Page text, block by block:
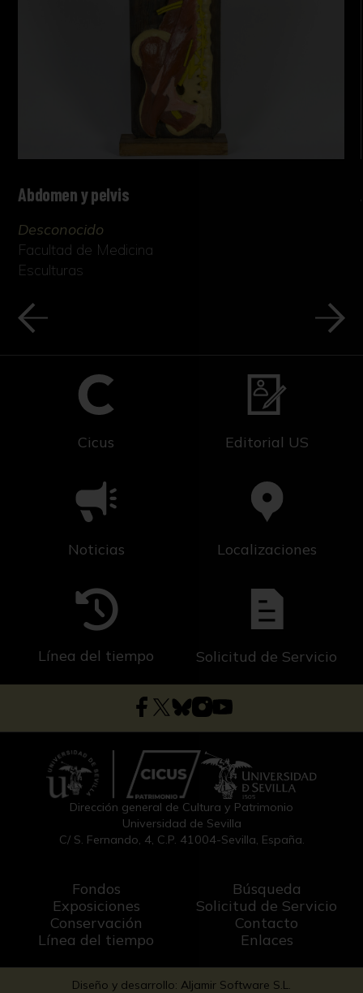
Abdomen y pelvis
Desconocido
Facultad de Medicina
Esculturas
Cicus Editorial US
Noticias Localizaciones
Línea del tiempo Solicitud de Servicio
Dirección general de Cultura y Patrimonio
Universidad de Sevilla
C/ S. Fernando, 4, C.P. 41004-Sevilla, España.
Fondos
Exposiciones
Conservación
Línea del tiempo
Búsqueda
Solicitud de Servicio
Contacto
Enlaces
Diseño y desarrollo: Aljamir Software S.L.